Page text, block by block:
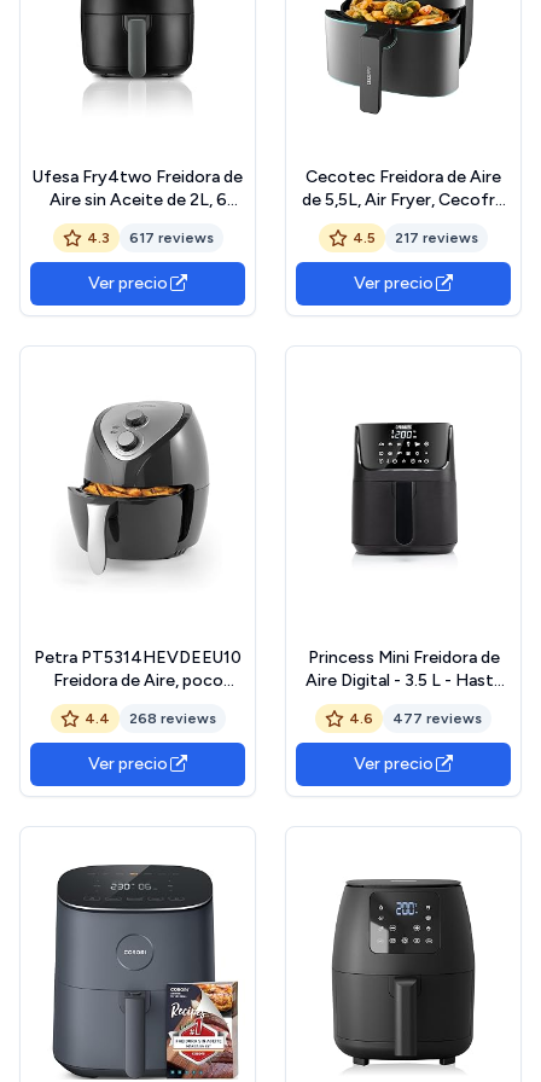
Ufesa Fry4two Freidora de
Aire sin Aceite de 2L, 6
Programas, 1200W,
Temporizador,
Temperatura 80ºC - 200ºC,
Sin BPA, Cubeta y Bandeja
Anti-Adherentes,
4.3 617 reviews
Ver precio
Cecotec Freidora de Aire
de 5,5L, Air Fryer, Cecofry
Full InoxBlack 5500 Pro.
1700W, Digital, sin Aceite,
Panel Táctil, Acabados en
Acero Inox, Tecnología
PerfectCook, Termostato,
4.5 217 reviews
Ver precio
Petra PT5314HEVDEEU10
Freidora de Aire, poco
aceite 3,2 L y circulación
rápida de aire, 1300W,
superior tecnología de
temperatura, regulación de
tiempo, bandeja
4.4 268 reviews
Ver precio
Princess Mini Freidora de
Aire Digital - 3.5 L - Hasta
un 70% menos de consumo
de energía - Libro con 30
recetas incluido - 11
programas - Temperatura y
tiempo regulables - 182031
4.6 477 reviews
Ver precio